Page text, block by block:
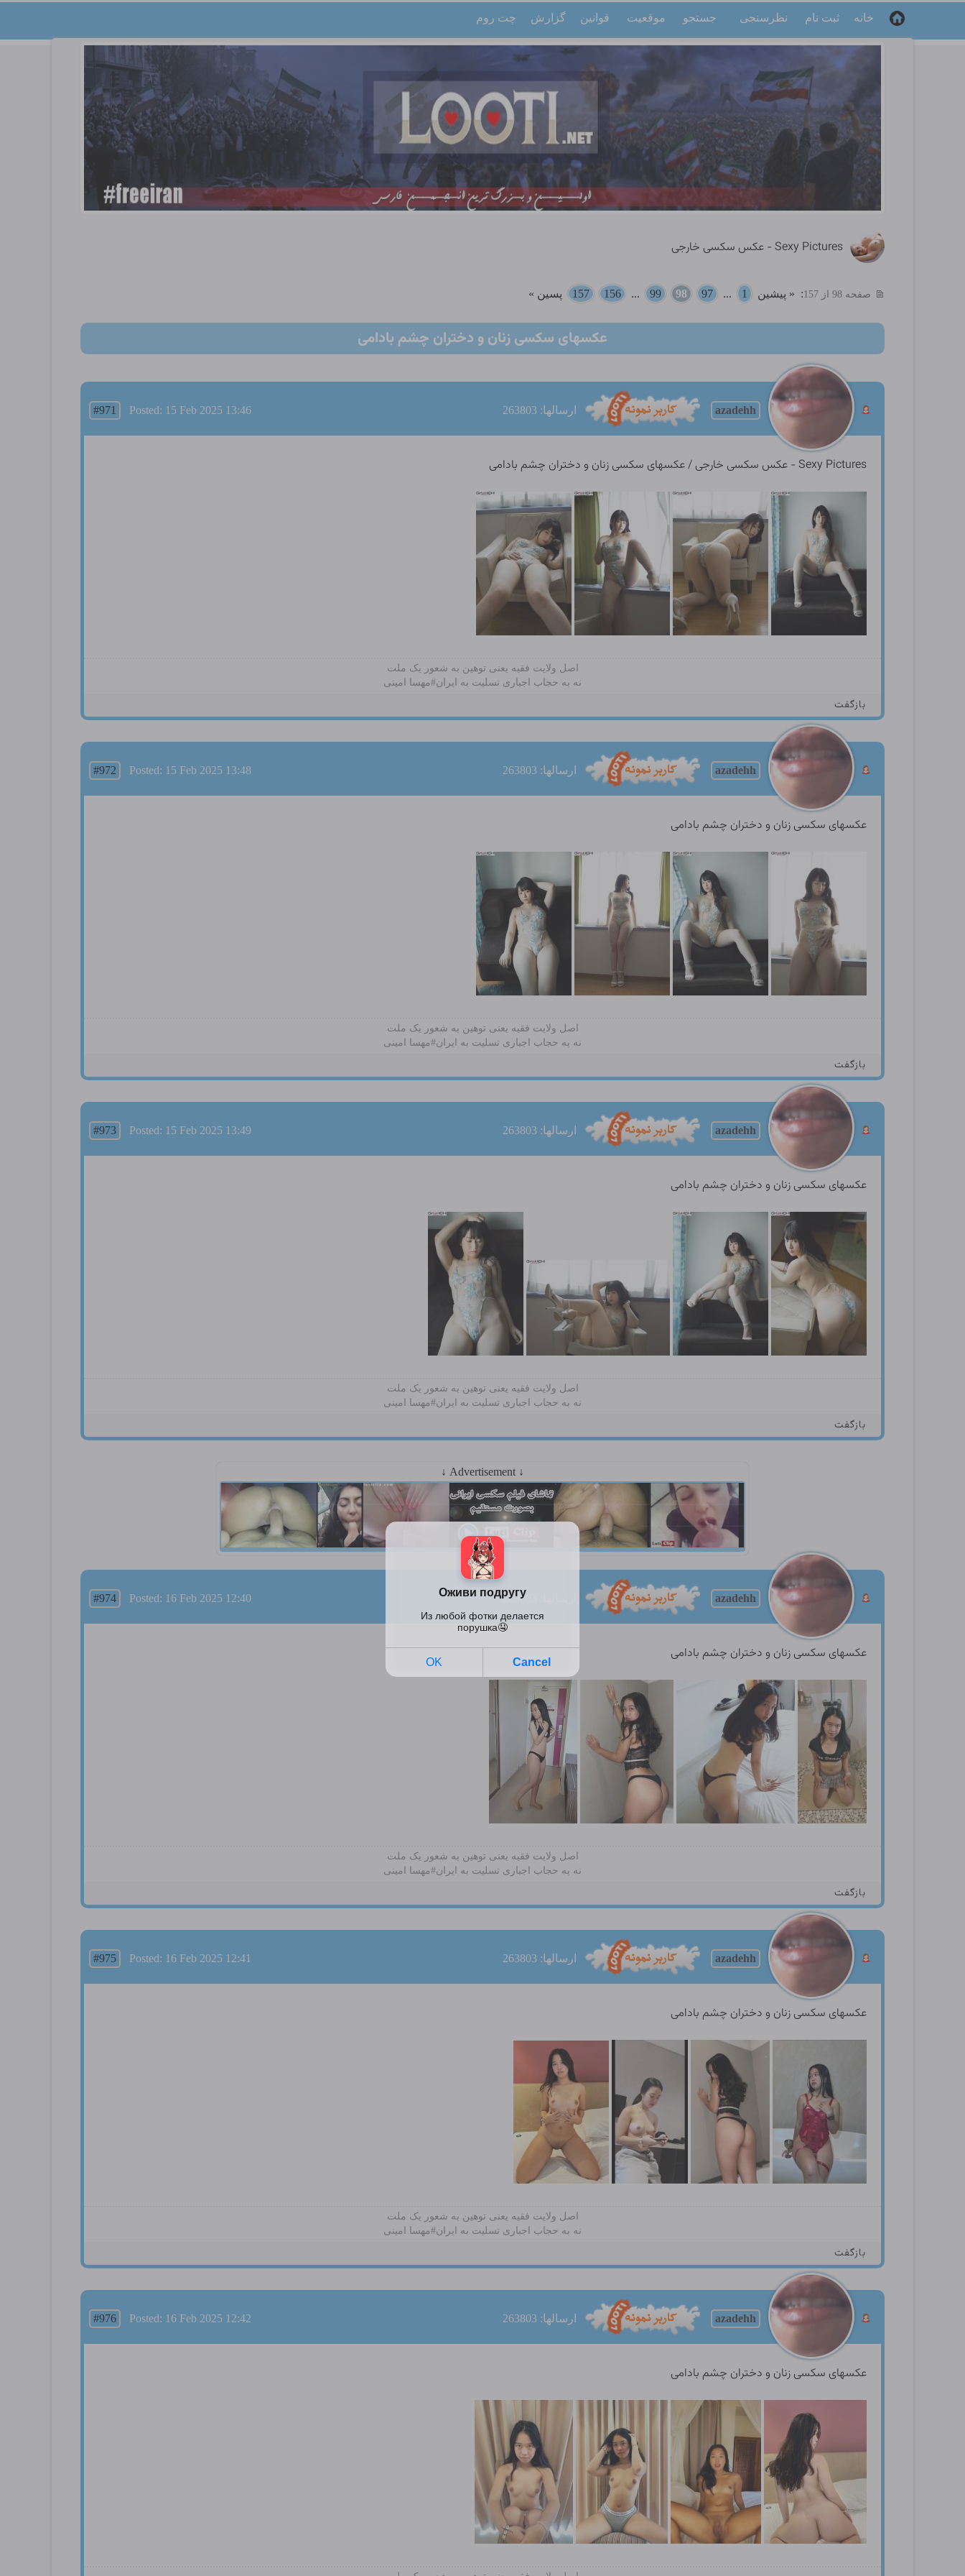
خانه ثبت نام نظرسنجی جستجو موقعیت قوانین گزارش چت روم
Sexy Pictures - عکس سکسی خارجی
صفحه 98 از 157 : « پیشین 1
...
97
98
99
...
156
157 پسین »
عکسهای سکسی زنان و دختران چشم بادامی
azadehh ارسالها: 263803 #971 Posted: 15 Feb 2025 13:46
Sexy Pictures - عکس سکسی خارجی / عکسهای سکسی زنان و دختران چشم بادامی
اصل ولایت فقیه یعنی‌ توهین به شعور یک ملت
نه به حجاب اجباری تسلیت به ایران#مهسا امینی
بازگفت
azadehh ارسالها: 263803 #972 Posted: 15 Feb 2025 13:48
عکسهای سکسی زنان و دختران چشم بادامی
اصل ولایت فقیه یعنی‌ توهین به شعور یک ملت
نه به حجاب اجباری تسلیت به ایران#مهسا امینی
بازگفت
azadehh ارسالها: 263803 #973 Posted: 15 Feb 2025 13:49
عکسهای سکسی زنان و دختران چشم بادامی
اصل ولایت فقیه یعنی‌ توهین به شعور یک ملت
نه به حجاب اجباری تسلیت به ایران#مهسا امینی
بازگفت
↓ Advertisement ↓
azadehh
#974 Posted: 16 Feb 2025 12:40
عکسهای سکسی زنان و دختران چشم بادامی
اصل ولایت فقیه یعنی‌ توهین به شعور یک ملت
نه به حجاب اجباری تسلیت به ایران#مهسا امینی
بازگفت
azadehh ارسالها: 263803 #975 Posted: 16 Feb 2025 12:41
عکسهای سکسی زنان و دختران چشم بادامی
اصل ولایت فقیه یعنی‌ توهین به شعور یک ملت
نه به حجاب اجباری تسلیت به ایران#مهسا امینی
بازگفت
azadehh ارسالها: 263803 #976 Posted: 16 Feb 2025 12:42
عکسهای سکسی زنان و دختران چشم بادامی